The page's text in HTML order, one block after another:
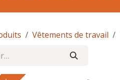
Vêtements de travail